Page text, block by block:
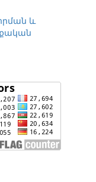
և